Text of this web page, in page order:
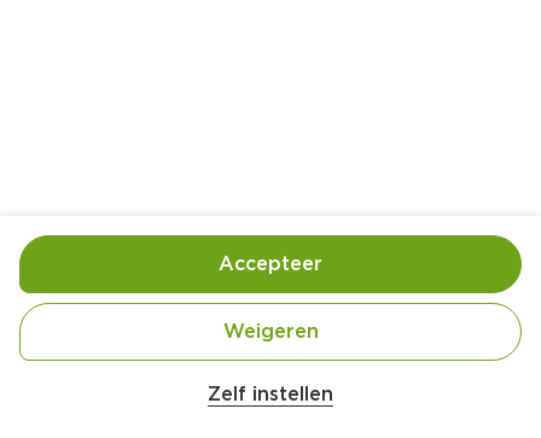
Ingrediënten Bereiding
600 gram kruimige aardappels (geschild, in
Zelf instellen
Weigeren
Accepteer